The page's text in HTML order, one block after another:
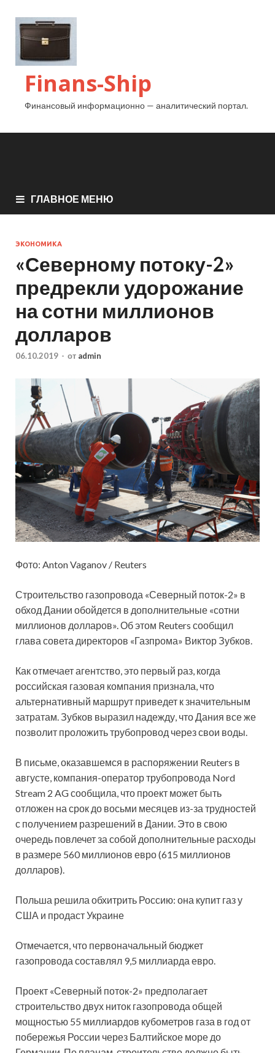
Finans-Ship
Финансовый информационно — аналитический портал.
ГЛАВНОЕ МЕНЮ
ЭКОНОМИКА
«Северному потоку-2»
предрекли удорожание
на сотни миллионов
долларов
06.10.2019 - от admin
Фото: Anton Vaganov / Reuters
Строительство газопровода «Северный поток-2» в
обход Дании обойдется в дополнительные «сотни
миллионов долларов». Об этом Reuters сообщил
глава совета директоров «Газпрома» Виктор Зубков.
Как отмечает агентство, это первый раз, когда
российская газовая компания признала, что
альтернативный маршрут приведет к значительным
затратам. Зубков выразил надежду, что Дания все же
позволит проложить трубопровод через свои воды.
В письме, оказавшемся в распоряжении Reuters в
августе, компания-оператор трубопровода Nord
Stream 2 AG сообщила, что проект может быть
отложен на срок до восьми месяцев из-за трудностей
с получением разрешений в Дании. Это в свою
очередь повлечет за собой дополнительные расходы
в размере 560 миллионов евро (615 миллионов
долларов).
Польша решила обхитрить Россию: она купит газ у
США и продаст Украине
Отмечается, что первоначальный бюджет
газопровода составлял 9,5 миллиарда евро.
Проект «Северный поток-2» предполагает
строительство двух ниток газопровода общей
мощностью 55 миллиардов кубометров газа в год от
побережья России через Балтийское море до